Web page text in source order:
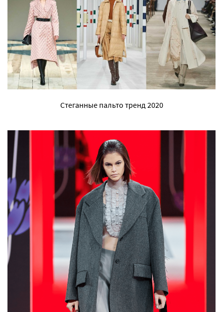
Стеганные пальто тренд 2020